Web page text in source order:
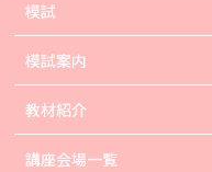
模試
模試案内
教材紹介
講座会場一覧